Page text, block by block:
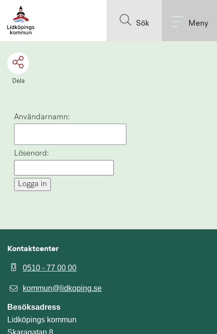
Sök Meny
Dela
Inloggning
Användarnamn:
Lösenord:
Kontaktcenter
0510 - 77 00 00
kommun@lidkoping.se
Besöksadress
Lidköpings kommun
Skaragatan 8